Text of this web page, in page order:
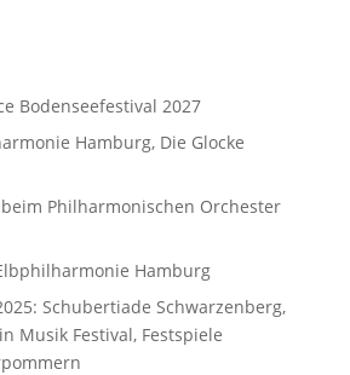
Bodenseefestival 2027
Hamburg, Die Glocke
Philharmonischen Orchester
Hamburg
Schubertiade Schwarzenberg,
Musik Festival, Festspiele